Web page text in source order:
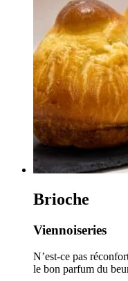
Brioche
Viennoiseries
N’est-ce pas
le bon parfum du